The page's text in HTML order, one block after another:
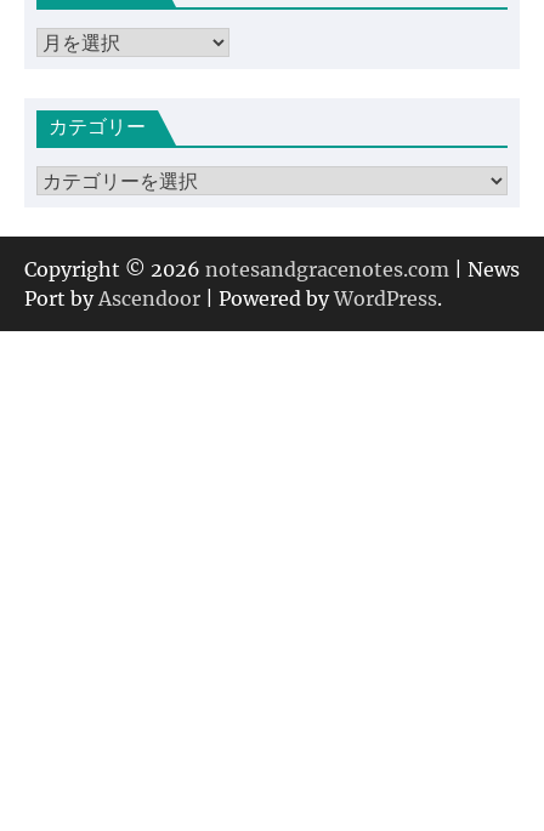
ア
イカテゴリー
カ
ゴ
リ
ー
Copyright © 2026 notesandgracenotes.com | News
Port by Ascendoor | Powered byWordPress.